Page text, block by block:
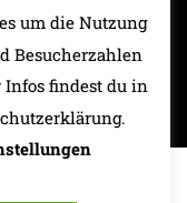
um die Nutzung
Besucherzahlen
Infos findest du in